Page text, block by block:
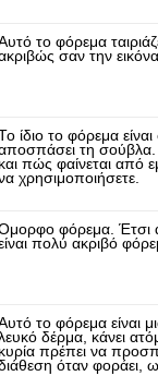
το φόρεμα
σαν την
ίδιο το φόρεμα
τη σούβλα.
και πώς φαίνεται από
χρησιμοποιήσετε.
φόρεμα. Έτσι
πολύ ακριβό
το φόρεμα είναι
δέρμα, κάνει
κυρία πρέπει να
όταν φοράει,